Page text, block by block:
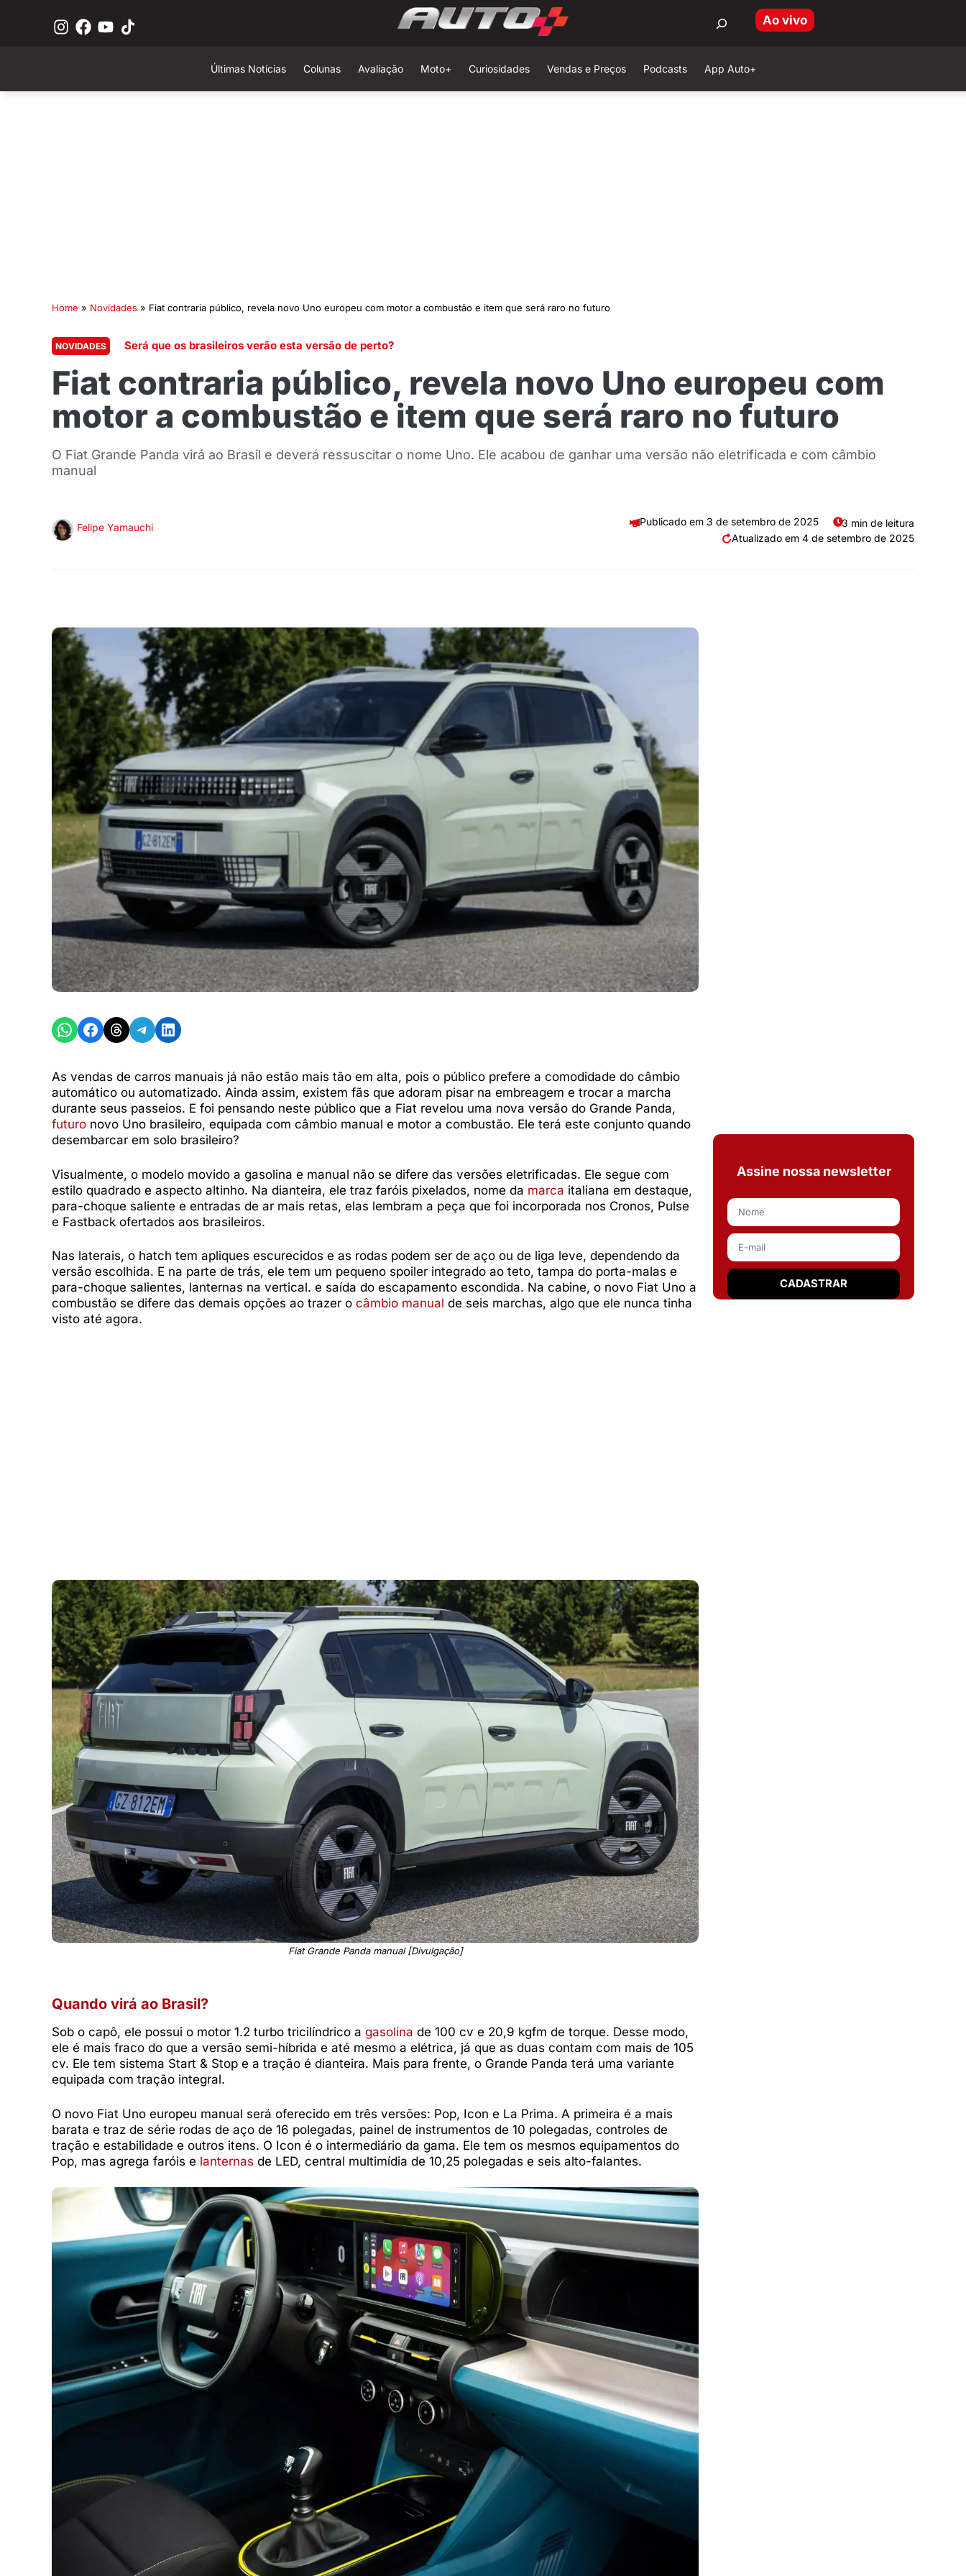
Ao vivo
Últimas Notícias Colunas Avaliação Moto+ Curiosidades Vendas e Preços Podcasts App Auto+
Home » Novidades » Fiat contraria público, revela novo Uno europeu com motor a combustão e item que será raro no futuro
NOVIDADES Será que os brasileiros verão esta versão de perto?
Fiat contraria público, revela novo Uno europeu com
motor a combustão e item que será raro no futuro
O Fiat Grande Panda virá ao Brasil e deverá ressuscitar o nome Uno. Ele acabou de ganhar uma versão não eletrificada e com câmbio
manual
Felipe Yamauchi 3 de setembro de 2025
3 min de leitura
4 de setembro de 2025
Share on WhatsApp
Share on Facebook
Share on Threads
Share on Telegram
Share on LinkedIn
As vendas de carros manuais já não estão mais tão em alta, pois o público prefere a comodidade do câmbio
automático ou automatizado. Ainda assim, existem fãs que adoram pisar na embreagem e trocar a marcha
durante seus passeios. E foi pensando neste público que a Fiat revelou uma nova versão do Grande Panda,
futuro novo Uno brasileiro, equipada com câmbio manual e motor a combustão. Ele terá este conjunto quando
desembarcar em solo brasileiro?
Visualmente, o modelo movido a gasolina e manual não se difere das versões eletrificadas. Ele segue com
estilo quadrado e aspecto altinho. Na dianteira, ele traz faróis pixelados, nome da marca italiana em destaque,
para-choque saliente e entradas de ar mais retas, elas lembram a peça que foi incorporada nos Cronos, Pulse
e Fastback ofertados aos brasileiros.
Nas laterais, o hatch tem apliques escurecidos e as rodas podem ser de aço ou de liga leve, dependendo da
versão escolhida. E na parte de trás, ele tem um pequeno spoiler integrado ao teto, tampa do porta-malas e
para-choque salientes, lanternas na vertical. e saída do escapamento escondida. Na cabine, o novo Fiat Uno a
combustão se difere das demais opções ao trazer o câmbio manual de seis marchas, algo que ele nunca tinha
visto até agora.
Fiat Grande Panda manual [Divulgação]
Quando virá ao Brasil?
Sob o capô, ele possui o motor 1.2 turbo tricilíndrico a gasolina de 100 cv e 20,9 kgfm de torque. Desse modo,
ele é mais fraco do que a versão semi-híbrida e até mesmo a elétrica, já que as duas contam com mais de 105
cv. Ele tem sistema Start & Stop e a tração é dianteira. Mais para frente, o Grande Panda terá uma variante
equipada com tração integral.
O novo Fiat Uno europeu manual será oferecido em três versões: Pop, Icon e La Prima. A primeira é a mais
barata e traz de série rodas de aço de 16 polegadas, painel de instrumentos de 10 polegadas, controles de
tração e estabilidade e outros itens. O Icon é o intermediário da gama. Ele tem os mesmos equipamentos do
Pop, mas agrega faróis e lanternas de LED, central multimídia de 10,25 polegadas e seis alto-falantes.
Assine nossa newsletter